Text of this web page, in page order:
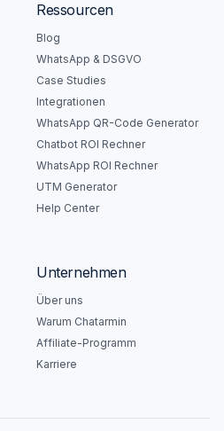
Ressourcen
Blog
WhatsApp & DSGVO
Case Studies
Integrationen
WhatsApp QR-Code Generator
Chatbot ROI Rechner
WhatsApp ROI Rechner
UTM Generator
Help Center
Unternehmen
Über uns
Warum Chatarmin
Affiliate-Programm
Karriere